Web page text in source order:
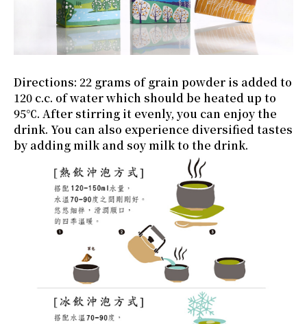
Directions: 22 grams of grain powder is added to
120 c.c. of water which should be heated up to
95℃. After stirring it evenly, you can enjoy the
drink. You can also experience diversified tastes
by adding milk and soy milk to the drink.